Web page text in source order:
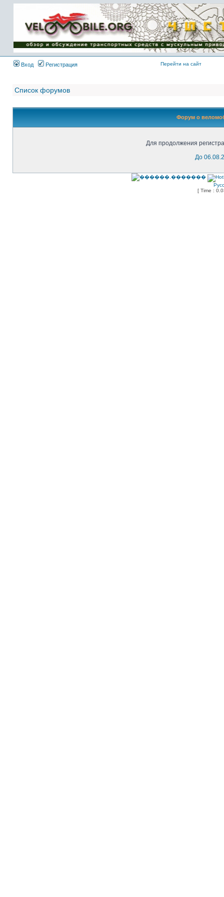
Имя пользователя:
Пароль:
{ LOG_ME_IN_SHORT
}
Вход
Регистрация Перейти на сайт
Список форумов
Форум о
Для продолжения
До
[ Time :